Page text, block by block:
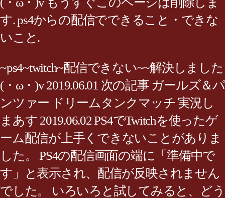
す. ps4からの配信でできること・できな
いこと.
~ps4~twitch~配信できない~~解決しました
(・ω・)v 2019.06.01 次の記事 ガールズ＆パ
ンツァー ドリームタンクマッチ 実況し
まあす 2019.06.02 PS4でTwitchを使ったゲ
ーム配信が上手くできないことがありま
した。 PS4の配信画面の端に「準備中で
す」と表示され、配信が反映されません
でした。 いろいろと試してみると、どう